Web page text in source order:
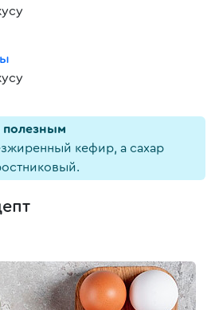
полезным
кефир, а сахар